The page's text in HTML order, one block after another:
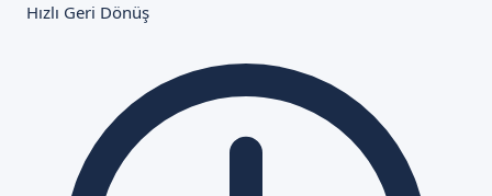
Hızlı Geri Dönüş